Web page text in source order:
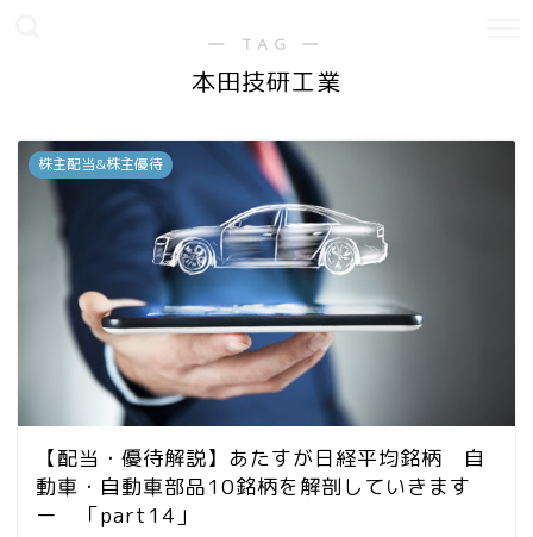
― TAG ―
本田技研工業
株主配当&株主優待
【配当・優待解説】あたすが日経平均銘柄 自
動車・自動車部品10銘柄を解剖していきます
ー 「part14」